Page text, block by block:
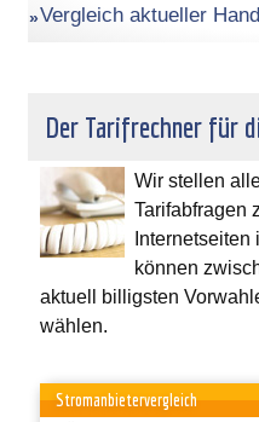
Vergleich aktueller
Der Tarifrechner für
Wir stellen
Tarifabfragen
können
aktuell billigsten
wählen.
Stromanbietervergleich